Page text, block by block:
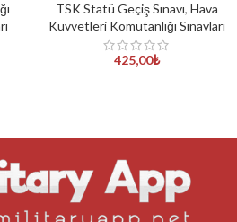
TSK Statü Geçiş Sınavı, Hava
Kuvvetleri Komutanlığı Sınavları
425,00₺